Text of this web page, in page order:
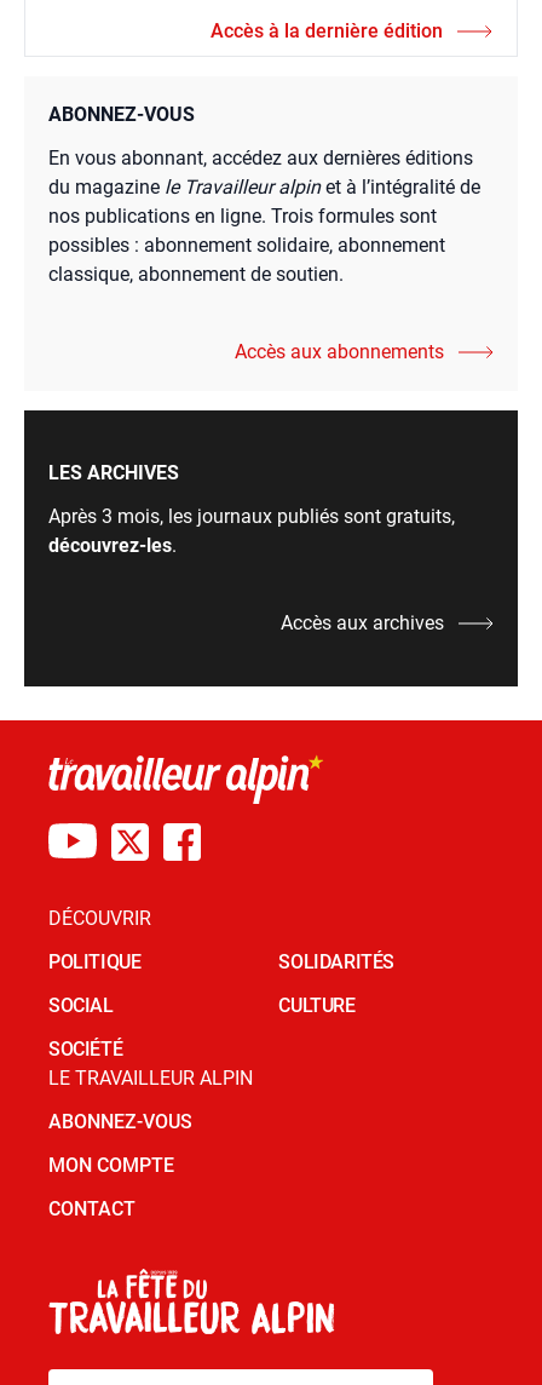
Accès à la dernière édition
ABONNEZ-VOUS
En vous abonnant, accédez aux dernières éditions
du magazine le Travailleur alpinet à l’intégralité de
nos publications en ligne. Trois formules sont
possibles : abonnement solidaire, abonnement
classique, abonnement de soutien.
Accès aux abonnements
LES ARCHIVES
Après 3 mois, les journaux publiés sont gratuits,
découvrez-les.
Accès aux archives
DÉCOUVRIR
POLITIQUE
SOCIAL
SOCIÉTÉ
SOLIDARITÉS
CULTURE
LE TRAVAILLEUR ALPIN
ABONNEZ-VOUS
MON COMPTE
CONTACT